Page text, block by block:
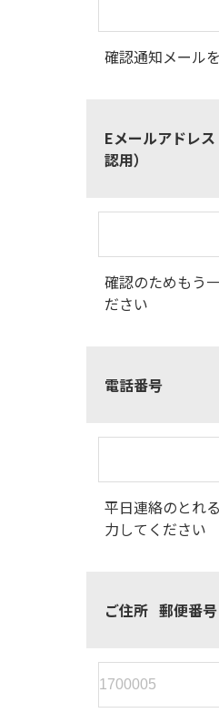
確認通知メール
Eメールアドレ
認用）
確認のためもう
ださい
電話番号
平日連絡のとれ
力してください
ご住所 郵便番号